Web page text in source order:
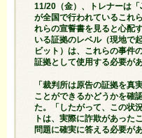
11/20（金）、トレナーは
が全国で行われているこれ
れらの宣誓書を見ると心配
いる証拠のレベル（現地で
ビット）は、これらの事件
証拠として使用する必要が
「裁判所は原告の証拠を真
ことができるかどうかを確
た。「したがって、この状
トは、実際に詐欺があった
問題に確実に答える必要があ